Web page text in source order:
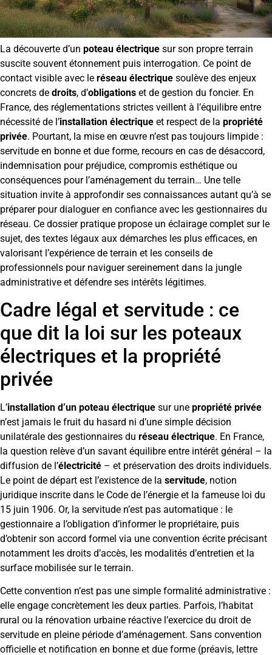
La découverte d’un poteau électrique sur son propre terrain
suscite souvent étonnement puis interrogation. Ce point de
contact visible avec le réseau électrique soulève des enjeux
concrets de droits, d’obligations et de gestion du foncier. En
France, des réglementations strictes veillent à l’équilibre entre
nécessité de l’installation électrique et respect de la propriété
privée. Pourtant, la mise en œuvre n’est pas toujours limpide :
servitude en bonne et due forme, recours en cas de désaccord,
indemnisation pour préjudice, compromis esthétique ou
conséquences pour l’aménagement du terrain… Une telle
situation invite à approfondir ses connaissances autant qu’à se
préparer pour dialoguer en confiance avec les gestionnaires du
réseau. Ce dossier pratique propose un éclairage complet sur le
sujet, des textes légaux aux démarches les plus efficaces, en
valorisant l’expérience de terrain et les conseils de
professionnels pour naviguer sereinement dans la jungle
administrative et défendre ses intérêts légitimes.
Cadre légal et servitude : ce
que dit la loi sur les poteaux
électriques et la propriété
privée
L’installation d’un poteau électrique sur une propriété privée
n’est jamais le fruit du hasard ni d’une simple décision
unilatérale des gestionnaires du réseau électrique. En France,
la question relève d’un savant équilibre entre intérêt général – la
diffusion de l’électricité – et préservation des droits individuels.
Le point de départ est l’existence de la servitude, notion
juridique inscrite dans le Code de l’énergie et la fameuse loi du
15 juin 1906. Or, la servitude n’est pas automatique : le
gestionnaire a l’obligation d’informer le propriétaire, puis
d’obtenir son accord formel via une convention écrite précisant
notamment les droits d’accès, les modalités d’entretien et la
surface mobilisée sur le terrain.
Cette convention n’est pas une simple formalité administrative :
elle engage concrètement les deux parties. Parfois, l’habitat
rural ou la rénovation urbaine réactive l’exercice du droit de
servitude en pleine période d’aménagement. Sans convention
officielle et notification en bonne et due forme (préavis, lettre